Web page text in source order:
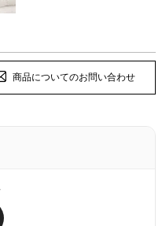
商品についてのお問い合わせ